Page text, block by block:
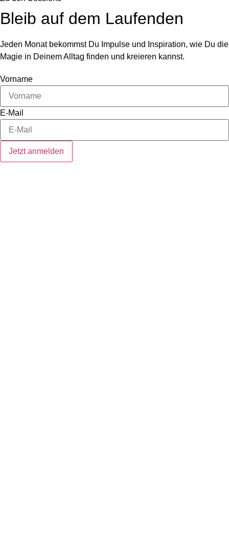
Bleib auf dem Laufenden
Jeden Monat bekommst Du Impulse und Inspiration, wie Du die
Magie in Deinem Alltag finden und kreieren kannst.
Vorname
E-Mail
Jetzt anmelden